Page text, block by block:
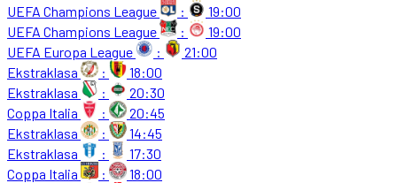
UEFA Champions League
:
19:00
UEFA Champions League
:
19:00
UEFA Europa League
:
21:00
Ekstraklasa
:
18:00
Ekstraklasa
:
20:30
Coppa Italia
:
20:45
Ekstraklasa
:
14:45
Ekstraklasa
:
17:30
Coppa Italia
:
18:00